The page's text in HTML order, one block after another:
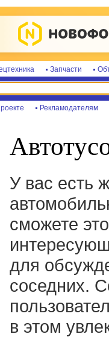
Запчасти
Рекламодателям
У вас есть
сможете
для
соседних.
в этом